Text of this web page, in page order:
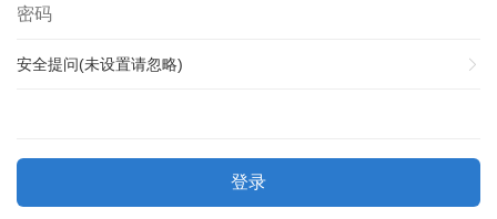
安全提问(未设置请忽略)
登录